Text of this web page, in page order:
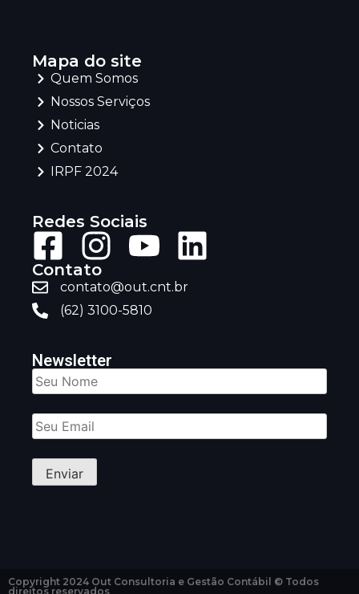
Mapa do site
Quem Somos
Nossos Serviços
Noticias
Contato
IRPF 2024
Redes Sociais
Contato
contato@out.cnt.br
(62) 3100-5810
Newsletter
Copyright 2024 Out Consultoria e Gestão Contábil © Todos
direitos reservados